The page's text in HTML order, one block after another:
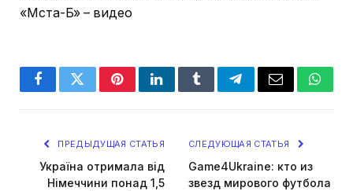
«Мста-Б» – видео
FacebookTwitterPinterestLinkedInTumblrTelegramEmail
ПРЕДЫДУЩАЯ СТАТЬЯ
Україна отримала від
Німеччини понад 1,5
СЛЕДУЮЩАЯ СТАТЬЯ
Game4Ukraine: кто из
звезд мирового футбола